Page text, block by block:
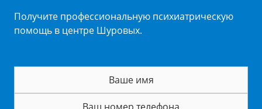
Получите профессиональную психиатрическую
помощь в центре Шуровых.